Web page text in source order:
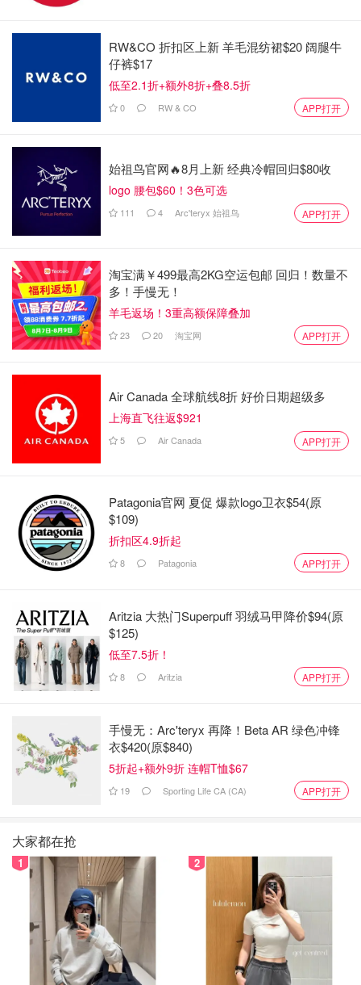
✅添加透明质酸和蜂王浆提取物；
✅每个胶囊含有200mg海洋胶原蛋白 ；
✅改善皮肤问题，让肌肤有光泽；
✅每瓶30颗；
⚠️适用所有爱美的小仙女
🧡Digestive Health（橙瓶）🧡
✅主要成分：MGO 300麦卢卡蜂蜜，钙，姜黄
✅添加乳酸杆菌，黑胡椒提取物，姜根提取物
✅每瓶30颗
⚠️适用于经常被消化不良，腹胀，便秘等问题困扰的人群
💗Relax（粉瓶）💗
RW&CO 折扣区上新 羊毛混纺裙$20 阔腿牛
仔裤$17
低至2.1折+额外8折+叠8.5折
0 RW & CO APP打开
始祖鸟官网🔥8月上新 经典冷帽回归$80收
logo 腰包$60！3色可选
111 4 Arc'teryx 始祖鸟 APP打开
淘宝满￥499最高2KG空运包邮 回归！数量不
多！手慢无！
羊毛返场！3重高额保障叠加
23 20 淘宝网 APP打开
Air Canada 全球航线8折 好价日期超级多
上海直飞往返$921
5 Air Canada APP打开
Patagonia官网 夏促 爆款logo卫衣$54(原
$109)
折扣区4.9折起
8 Patagonia APP打开
Aritzia 大热门Superpuff 羽绒马甲降价$94(原
$125)
低至7.5折！
8 Aritzia APP打开
手慢无：Arc'teryx 再降！Beta AR 绿色冲锋
衣$420(原$840)
5折起+额外9折 连帽T恤$67
19 Sporting Life CA (CA) APP打开
大家都在抢
1 2